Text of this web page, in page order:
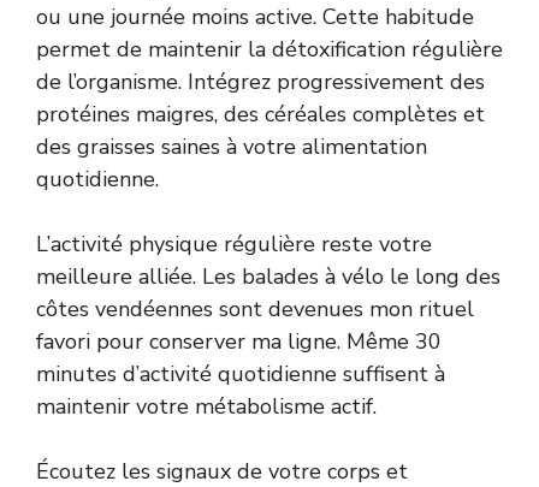
ou une journée moins active. Cette habitude
permet de maintenir la détoxification régulière
de l’organisme. Intégrez progressivement des
protéines maigres, des céréales complètes et
des graisses saines à votre alimentation
quotidienne.
L’activité physique régulière reste votre
meilleure alliée. Les balades à vélo le long des
côtes vendéennes sont devenues mon rituel
favori pour conserver ma ligne. Même 30
minutes d’activité quotidienne suffisent à
maintenir votre métabolisme actif.
Écoutez les signaux de votre corps et